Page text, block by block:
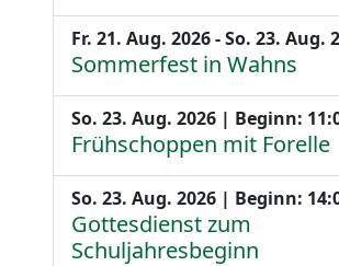
Fr. 21. Aug. 2026 - So. 23. Aug.
Sommerfest in Wahns
So. 23. Aug. 2026 | Beginn:
Frühschoppen mit Forelle
So. 23. Aug. 2026 | Beginn:
Gottesdienst zum
Schuljahresbeginn